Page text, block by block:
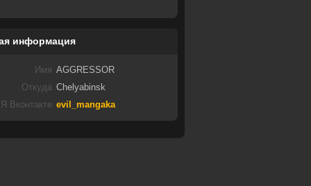
информация
Имя AGGRESSOR
Откуда Chelyabinsk
Я Вконтакте evil_mangaka